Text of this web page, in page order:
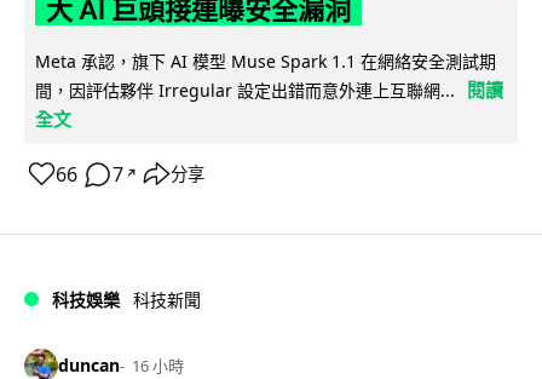
大 AI 巨頭接連曝安全漏洞
Meta 承認，旗下 AI 模型 Muse Spark 1.1 在網絡安全測試期
間，因評估夥伴 Irregular 設定出錯而意外連上互聯網...
閱讀
全文
66 7 ↗ 分享
科技娛樂 科技新聞
duncan 16 小時